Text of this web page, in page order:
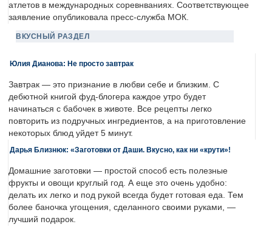
атлетов в международных соревнваниях. Соответствующее
заявление опубликовала пресс-служба МОК.
ВКУСНЫЙ РАЗДЕЛ
Юлия Дианова: Не просто завтрак
Завтрак — это признание в любви себе и близким. С
дебютной книгой фуд-блогера каждое утро будет
начинаться с бабочек в животе. Все рецепты легко
повторить из подручных ингредиентов, а на приготовление
некоторых блюд уйдет 5 минут.
Дарья Близнюк: «Заготовки от Даши. Вкусно, как ни «крути»!
Домашние заготовки — простой способ есть полезные
фрукты и овощи круглый год. А еще это очень удобно:
делать их легко и под рукой всегда будет готовая еда. Тем
более баночка угощения, сделанного своими руками, —
лучший подарок.